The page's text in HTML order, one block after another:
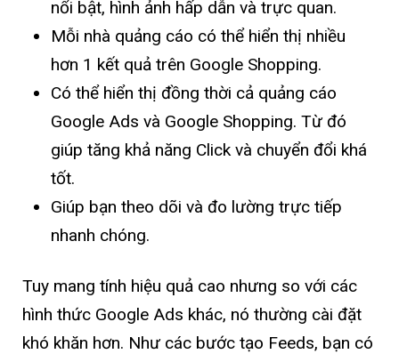
nổi bật, hình ảnh hấp dẫn và trực quan.
Mỗi nhà quảng cáo có thể hiển thị nhiều
hơn 1 kết quả trên Google Shopping.
Có thể hiển thị đồng thời cả quảng cáo
Google Ads và Google Shopping. Từ đó
giúp tăng khả năng Click và chuyển đổi khá
tốt.
Giúp bạn theo dõi và đo lường trực tiếp
nhanh chóng.
Tuy mang tính hiệu quả cao nhưng so với các
hình thức Google Ads khác, nó thường cài đặt
khó khăn hơn. Như các bước tạo Feeds, bạn có